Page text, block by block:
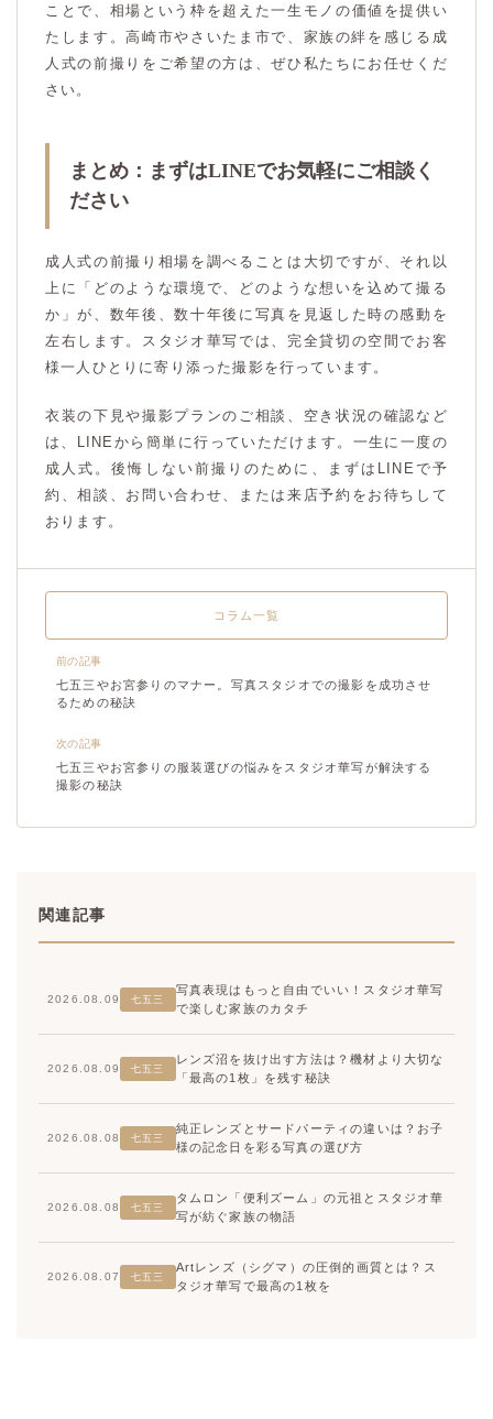
ことで、相場という枠を超えた一生モノの価値を提供い
たします。高崎市やさいたま市で、家族の絆を感じる成
人式の前撮りをご希望の方は、ぜひ私たちにお任せくだ
さい。
まとめ：まずはLINEでお気軽にご相談く
ださい
成人式の前撮り相場を調べることは大切ですが、それ以
上に「どのような環境で、どのような想いを込めて撮る
か」が、数年後、数十年後に写真を見返した時の感動を
左右します。スタジオ華写では、完全貸切の空間でお客
様一人ひとりに寄り添った撮影を行っています。
衣装の下見や撮影プランのご相談、空き状況の確認など
は、LINEから簡単に行っていただけます。一生に一度の
成人式。後悔しない前撮りのために、まずはLINEで予
約、相談、お問い合わせ、または来店予約をお待ちして
おります。
前の記事
七五三やお宮参りのマナー。写真スタジオでの撮影を成功させ
るための秘訣
コラム一覧
次の記事
七五三やお宮参りの服装選びの悩みをスタジオ華写が解決する
撮影の秘訣
関連記事
2026.08.09 七五三
写真表現はもっと自由でいい！スタジオ華写
で楽しむ家族のカタチ
2026.08.09 七五三
レンズ沼を抜け出す方法は？機材より大切な
「最高の1枚」を残す秘訣
2026.08.08 七五三
純正レンズとサードパーティの違いは？お子
様の記念日を彩る写真の選び方
2026.08.08 七五三
タムロン「便利ズーム」の元祖とスタジオ華
写が紡ぐ家族の物語
2026.08.07 七五三
Artレンズ（シグマ）の圧倒的画質とは？ス
タジオ華写で最高の1枚を